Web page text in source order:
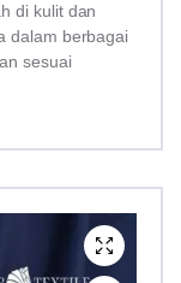
di kulit dan
dalam berbagai
sesuai